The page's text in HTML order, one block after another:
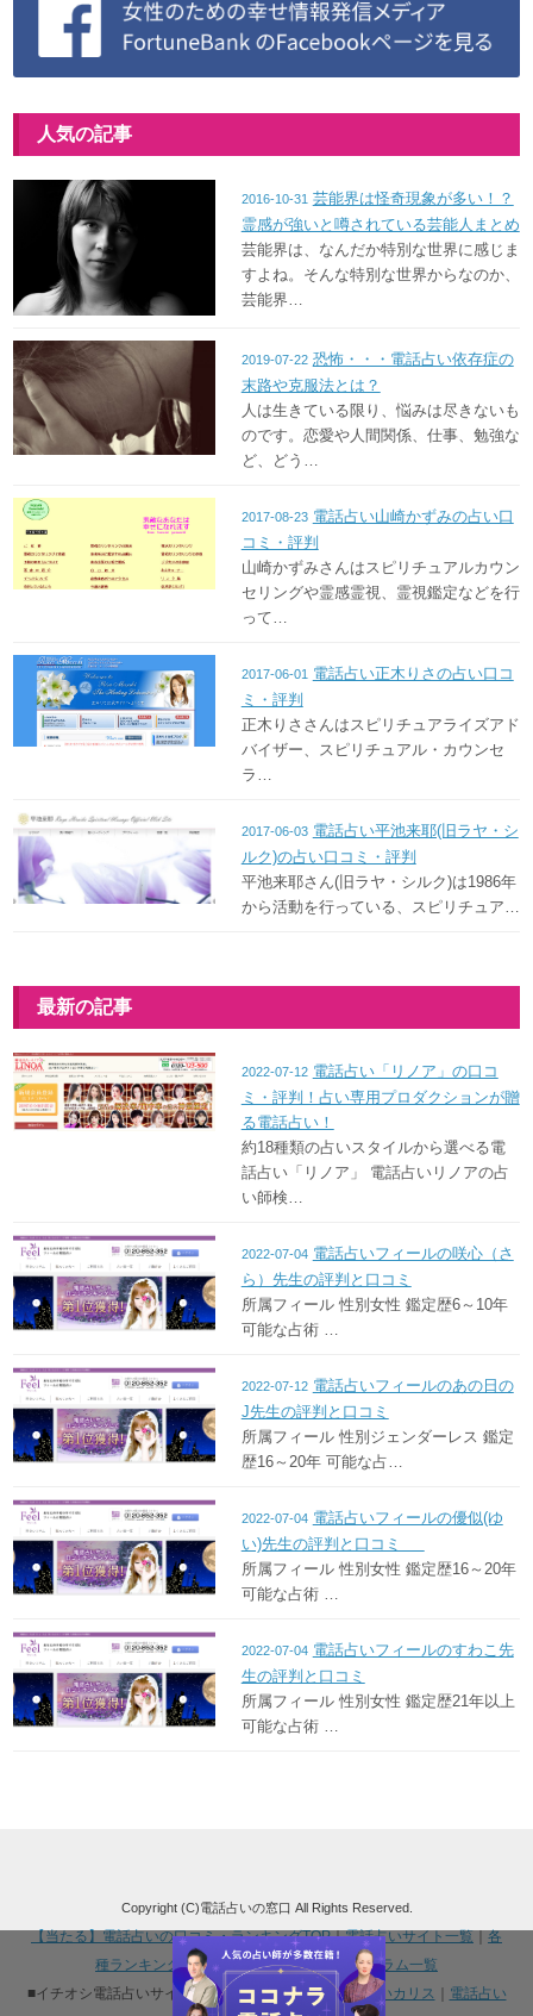
人気の記事
2016-10-31 芸能界は怪奇現象が多い！？
霊感が強いと噂されている芸能人まとめ
芸能界は、なんだか特別な世界に感じま
すよね。そんな特別な世界からなのか、
芸能界…
2019-07-22 恐怖・・・電話占い依存症の
末路や克服法とは？
人は生きている限り、悩みは尽きないも
のです。恋愛や人間関係、仕事、勉強な
ど、どう…
2017-08-23 電話占い山崎かずみの占い口
コミ・評判
山崎かずみさんはスピリチュアルカウン
セリングや霊感霊視、霊視鑑定などを行
って…
2017-06-01 電話占い正木りさの占い口コ
ミ・評判
正木りささんはスピリチュアライズアド
バイザー、スピリチュアル・カウンセ
ラ…
2017-06-03 電話占い平池来耶(旧ラヤ・シ
ルク)の占い口コミ・評判
平池来耶さん(旧ラヤ・シルク)は1986年
から活動を行っている、スピリチュア…
最新の記事
2022-07-12 電話占い「リノア」の口コ
ミ・評判！占い専用プロダクションが贈
る電話占い！
約18種類の占いスタイルから選べる電
話占い「リノア」 電話占いリノアの占
い師検…
2022-07-04 電話占いフィールの咲心（さ
ら）先生の評判と口コミ
所属フィール 性別女性 鑑定歴6～10年
可能な占術 …
2022-07-12 電話占いフィールのあの日の
J先生の評判と口コミ
所属フィール 性別ジェンダーレス 鑑定
歴16～20年 可能な占…
2022-07-04 電話占いフィールの優似(ゆ
い)先生の評判と口コミ
所属フィール 性別女性 鑑定歴16～20年
可能な占術 …
2022-07-04 電話占いフィールのすわこ先
生の評判と口コミ
所属フィール 性別女性 鑑定歴21年以上
可能な占術 …
Copyright (C)電話占いの窓口 All Rights Reserved.
【当たる】電話占いの口コミ・ランキングTOP｜電話占いサイト一覧
各
種ランキング・まとめ一覧｜占い師一覧 ｜コラム一覧
■イチオシ電話占いサイト：電話占いピュアリ｜ 電話占いカリス
電話占い